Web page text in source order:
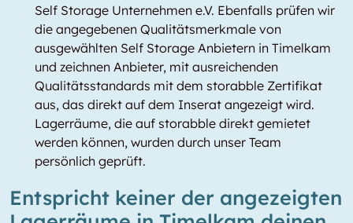
Self Storage Unternehmen e.V. Ebenfalls prüfen wir
die angegebenen Qualitätsmerkmale von
ausgewählten Self Storage Anbietern in Timelkam
und zeichnen Anbieter, mit ausreichenden
Qualitätsstandards mit dem storabble Zertifikat
aus, das direkt auf dem Inserat angezeigt wird.
Lagerräume, die auf storabble direkt gemietet
werden können, wurden durch unser Team
persönlich geprüft.
Entspricht keiner der angezeigten